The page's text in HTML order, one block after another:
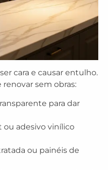
cara e causar entulho.
renovar sem obras:
para dar
ou adesivo vinílico
ou painéis de